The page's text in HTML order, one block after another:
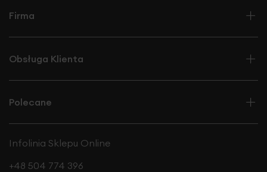
Firma
Obsługa Klienta
Polecane
Infolinia Sklepu Online
+48 504 774 396